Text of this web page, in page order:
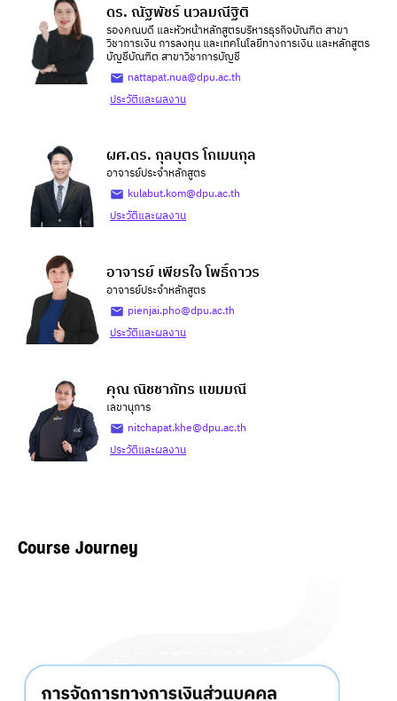
ดร. ณัฐพัชร์ นวลมณีฐิติ
รองคณบดี และหัวหน้าหลักสูตรบริหารธุรกิจบัณฑิต สาขา
วิชาการเงิน การลงทุน และเทคโนโลยีทางการเงิน และหลักสูตร
บัญชีบัณฑิต สาขาวิชาการบัญชี
nattapat.nua@dpu.ac.th
ประวัติและผลงาน
ผศ.ดร. กุลบุตร โกเมนกุล
อาจารย์ประจำหลักสูตร
kulabut.kom@dpu.ac.th
ประวัติและผลงาน
อาจารย์ เพียรใจ โพธิ์ถาวร
อาจารย์ประจำหลักสูตร
pienjai.pho@dpu.ac.th
ประวัติและผลงาน
คุณ ณิชชาภัทร แขมมณี
เลขานุการ
nitchapat.khe@dpu.ac.th
ประวัติและผลงาน
Course Journey